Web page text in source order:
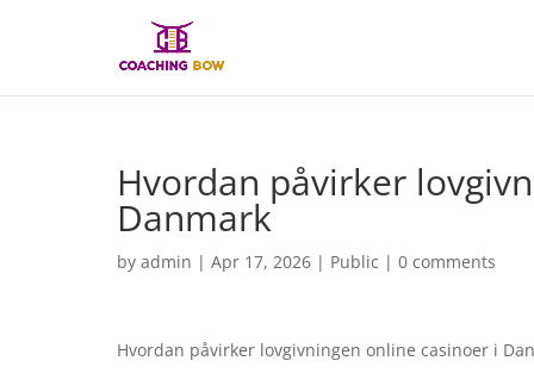
Hvordan påvirker
Danmark
by admin | Apr 17, 2026 | Public | 0 comments
Hvordan påvirker lovgivningen online casinoer i